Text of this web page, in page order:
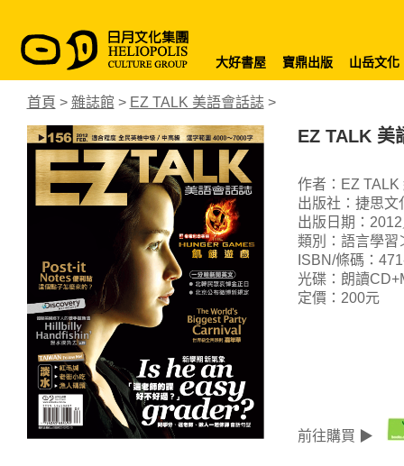
大好書屋 寶鼎出版 山岳文化
首頁 > 雜誌館 > EZ TALK 美語會話誌>
EZ TALK
作者：EZ TALK
出版社：捷思文
出版日期：
類別：語言學習
ISBN/條碼：
光碟：朗讀
定價：200元
前往購買 ▶